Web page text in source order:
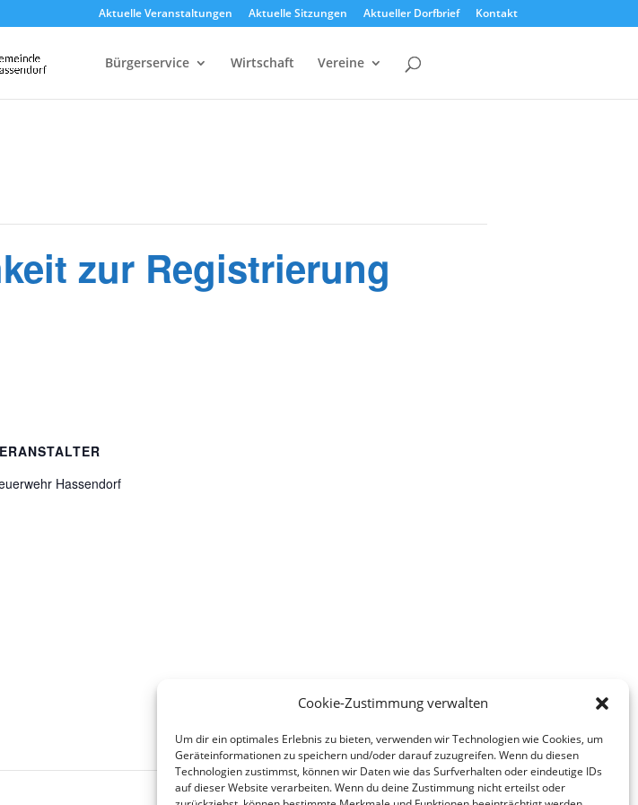
Cookie-Zustimmung verwalten
Um dir ein optimales Erlebnis zu bieten, verwenden wir Technologien wie Cookies, um
Geräteinformationen zu speichern und/oder darauf zuzugreifen. Wenn du diesen
Technologien zustimmst, können wir Daten wie das Surfverhalten oder eindeutige IDs
auf dieser Website verarbeiten. Wenn du deine Zustimmung nicht erteilst oder
Aktuelle Veranstaltungen Aktuelle Sitzungen Aktueller Dorfbrief Kontakt
Bürgerservice Wirtschaft Vereine
zur Registrierung
Hassendorf